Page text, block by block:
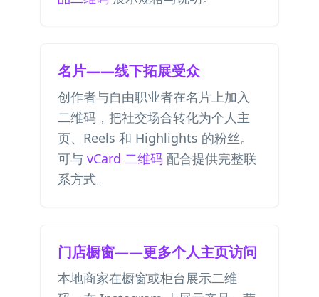
名片——线下拓展受众
创作者与自由职业者在名片上加入
二维码，把社交场合转化为个人主
页、Reels 和 Highlights 的粉丝。
可与 vCard 二维码 配合提供完整联
系方式。
门店橱窗——更多个人主页访问
本地商家在橱窗或柜台展示二维